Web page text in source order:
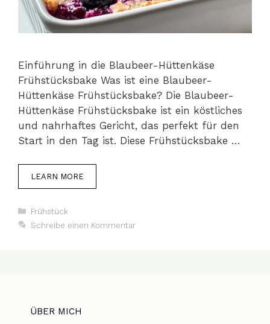
Einführung in die Blaubeer-Hüttenkäse
Frühstücksbake Was ist eine Blaubeer-
Hüttenkäse Frühstücksbake? Die Blaubeer-
Hüttenkäse Frühstücksbake ist ein köstliches
und nahrhaftes Gericht, das perfekt für den
Start in den Tag ist. Diese Frühstücksbake …
LEARN MORE
Kategorien
Frühstück
Schreibe einen Kommentar
ÜBER MICH